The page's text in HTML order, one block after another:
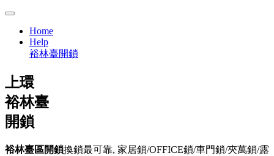
Home
Help
裕林臺開鎖
上環
裕林臺
開鎖
裕林臺區開鎖換鎖最可靠, 家居鎖/OFFICE鎖/車門鎖/夾萬鎖/露